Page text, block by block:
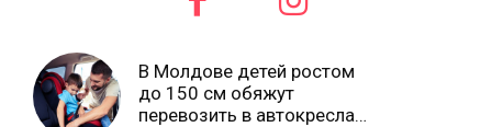
В Молдове детей ростом
до 150 см обяжут
перевозить в автокреслах